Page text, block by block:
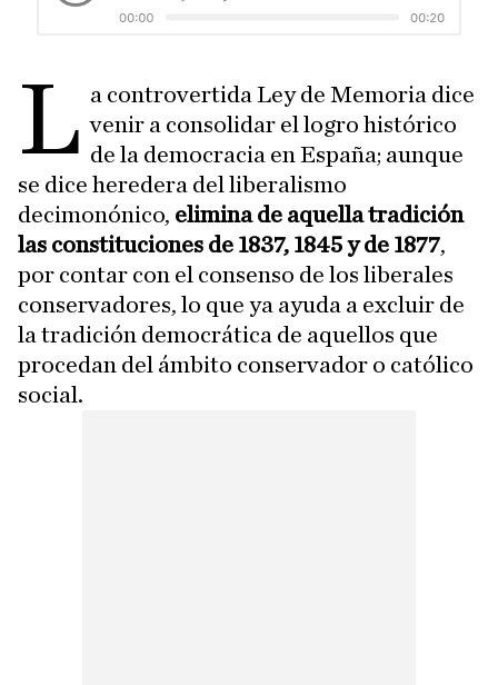
L a controvertida Ley de Memoria dice
venir a consolidar el logro histórico
de la democracia en España; aunque
se dice heredera del liberalismo
decimonónico, elimina de aquella tradición
las constituciones de 1837, 1845 y de 1877,
por contar con el consenso de los liberales
conservadores, lo que ya ayuda a excluir de
la tradición democrática de aquellos que
procedan del ámbito conservador o católico
social.